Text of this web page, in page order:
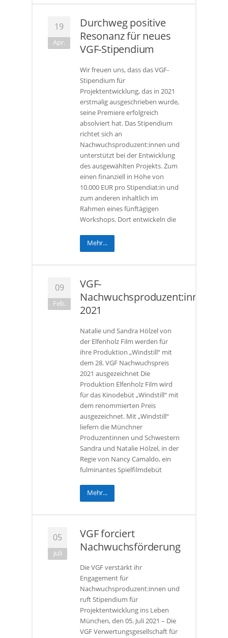
19
Apr.
Durchweg positive
Resonanz für neues
VGF-Stipendium
Wir freuen uns, dass das VGF-
Stipendium für
Projektentwicklung, das in 2021
erstmalig ausgeschrieben wurde,
seine Premiere erfolgreich
absolviert hat. Das Stipendium
richtet sich an
Nachwuchsproduzent:innen und
unterstützt bei der Entwicklung
des ausgewählten Projekts. Zum
einen finanziell in Höhe von
10.000 EUR pro Stipendiat:in und
zum anderen inhaltlich im
Rahmen eines fünftägigen
Workshops. Dort entwickeln die
Mehr...
09
Feb.
VGF-
2021
Natalie und Sandra Hölzel von
der Elfenholz Film werden für
ihre Produktion „Windstill“ mit
dem 28. VGF Nachwuchspreis
2021 ausgezeichnet Die
Produktion Elfenholz Film wird
für das Kinodebüt „Windstill“ mit
dem renommierten Preis
ausgezeichnet. Mit „Windstill“
liefern die Münchner
Produzentinnen und Schwestern
Sandra und Natalie Hölzel, in der
Regie von Nancy Camaldo, ein
fulminantes Spielfilmdebüt
Mehr...
05
Juli
VGF forciert
Nachwuchsförderung
Die VGF verstärkt ihr
Engagement für
Nachwuchsproduzent:innen und
ruft Stipendium für
Projektentwicklung ins Leben
München, den 05. Juli 2021 – Die
VGF Verwertungsgesellschaft für